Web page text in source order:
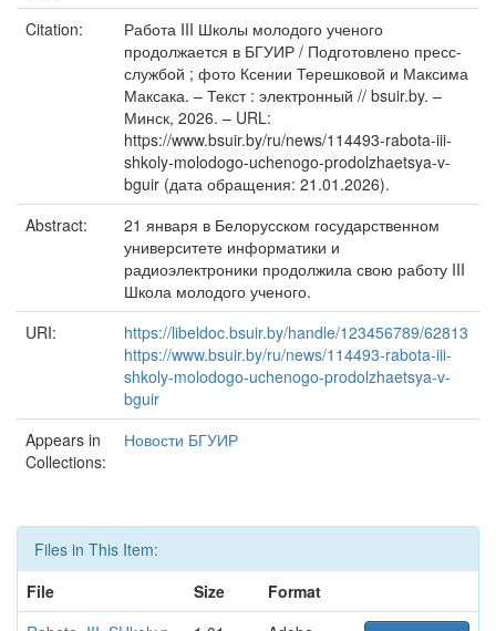
Citation:
Работа III Школы молодого ученого
продолжается в БГУИР / Подготовлено пресс-
службой ; фото Ксении Терешковой и Максима
Максака. – Текст : электронный // bsuir.by. –
Минск, 2026. – URL:
https://www.bsuir.by/ru/news/114493-rabota-iii-
shkoly-molodogo-uchenogo-prodolzhaetsya-v-
bguir (дата обращения: 21.01.2026).
Abstract:
21 января в Белорусском государственном
университете информатики и
радиоэлектроники продолжила свою работу III
Школа молодого ученого.
URI:
https://libeldoc.bsuir.by/handle/123456789/62813
https://www.bsuir.by/ru/news/114493-rabota-iii-
shkoly-molodogo-uchenogo-prodolzhaetsya-v-
bguir
Appears in
Collections:
Новости БГУИР
Files in This Item:
File
Size
Format